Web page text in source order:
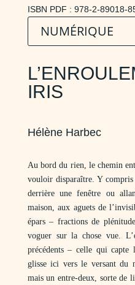
ISBN PDF : 978-2-89018-
NUMÉRIQUE
IRIS
Hélène Harbec
Au bord du rien, le chemin
vouloir disparaître. Y
derrière une fenêtre ou
maison, aux aguets de
épars – fractions de
voguer sur la chose vue.
précédents – celle qui
glisse ici vers le versant du
mais un entre-deux, sorte de